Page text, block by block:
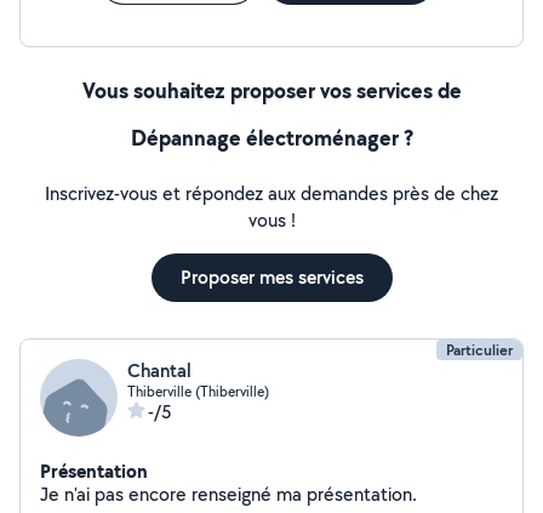
Vous souhaitez proposer vos services de
Dépannage électroménager ?
Inscrivez-vous et répondez aux demandes près de chez
vous !
Proposer mes services
Particulier
Chantal
Thiberville (Thiberville)
-/5
Présentation
Je n'ai pas encore renseigné ma présentation.